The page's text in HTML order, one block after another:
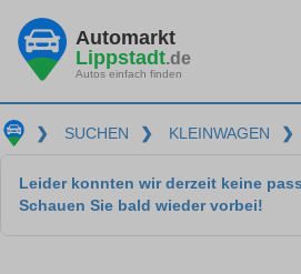
Automarkt
Lippstadt.de
Autos einfach finden
❯ SUCHEN ❯ KLEINWAGEN ❯
Leider konnten wir derzeit keine
Schauen Sie bald wieder vorbei!